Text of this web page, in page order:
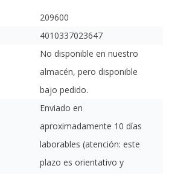
209600
4010337023647
No disponible en nuestro
almacén, pero disponible
bajo pedido.
Enviado en
aproximadamente 10 días
laborables (atención: este
plazo es orientativo y